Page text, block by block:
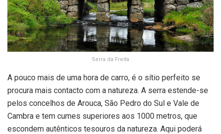
Serra da Freita
A pouco mais de uma hora de carro, é o sítio perfeito se
procura mais contacto com a natureza. A serra estende-se
pelos concelhos de Arouca, São Pedro do Sul e Vale de
Cambra e tem cumes superiores aos 1000 metros, que
escondem autênticos tesouros da natureza. Aqui poderá